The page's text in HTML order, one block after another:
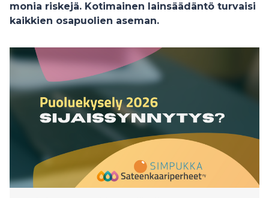
monia riskejä. Kotimainen lainsäädäntö turvaisi
kaikkien osapuolien aseman.